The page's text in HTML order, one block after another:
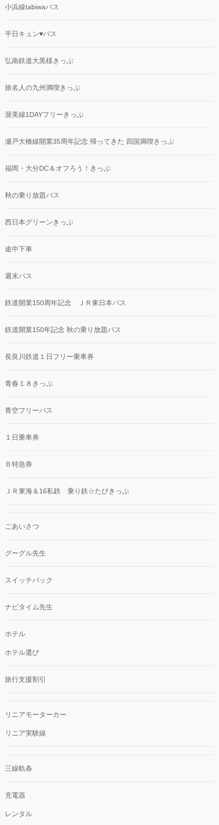
小浜線tabiwaパス
平日キュン♥パス
弘南鉄道大黒様きっぷ
旅名人の九州満喫きっぷ
渥美線1DAYフリーきっぷ
瀬戸大橋線開業35周年記念 帰ってきた 四国満喫きっぷ
福岡・大分DC＆オフろう！きっぷ
秋の乗り放題パス
西日本グリーンきっぷ
途中下車
週末パス
鉄道開業150周年記念 ＪＲ東日本パス
鉄道開業150年記念 秋の乗り放題パス
長良川鉄道１日フリー乗車券
青春１８きっぷ
青空フリーパス
１日乗車券
Ｂ特急券
ＪＲ東海＆16私鉄 乗り鉄☆たびきっぷ
ごあいさつ
グーグル先生
スイッチバック
ナビタイム先生
ホテル
ホテル選び
旅行支援割引
リニアモーターカー
リニア実験線
三線軌条
充電器
レンタル